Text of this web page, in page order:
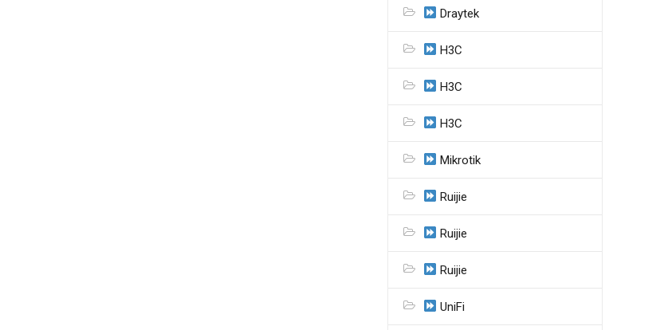
Draytek
H3C
H3C
H3C
Mikrotik
Ruijie
Ruijie
Ruijie
UniFi